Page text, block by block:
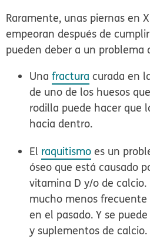
Raramente, unas piernas en
empeoran después de
pueden deber a un problema
Unafractura curada en
de uno de los huesos
rodilla puede hacer que
hacia dentro.
El raquitismo es un
óseo que está causado
vitamina D y/o de
mucho menos
en el pasado. Y se
y suplementos de calcio.